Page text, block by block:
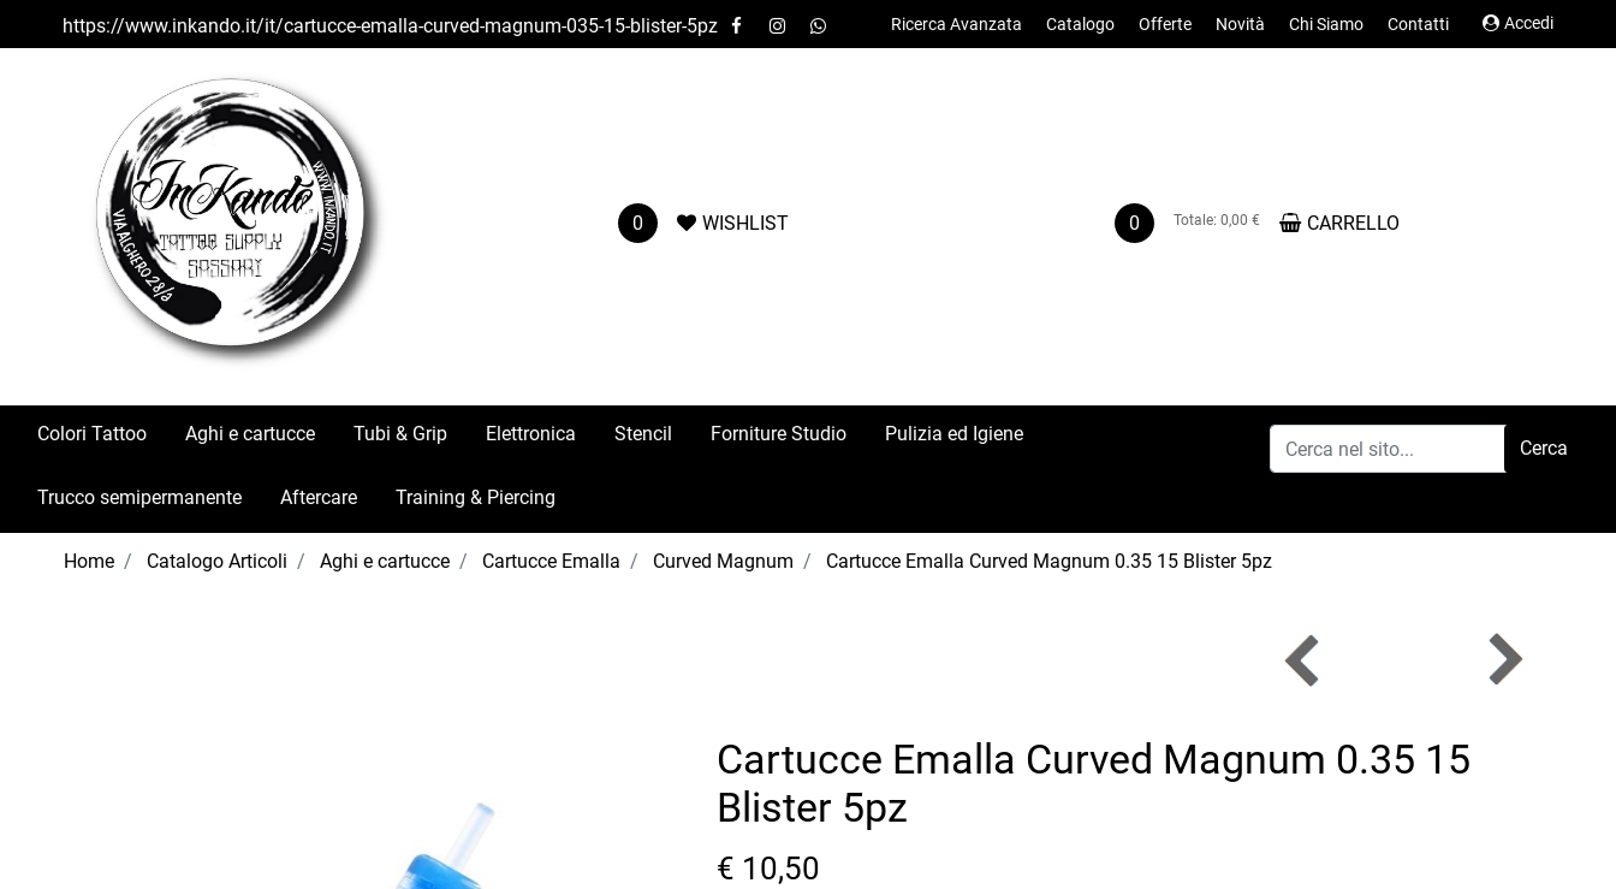
https://www.inkando.it/it/cartucce-emalla-curved-magnum-035-15-blister-5pz Ricerca Avanzata Catalogo Offerte Novità Chi Siamo Contatti Accedi
0 WISHLIST 0 Totale:0,00 € CARRELLO
Colori Tattoo Aghi e cartucce Tubi & Grip Elettronica Stencil Forniture Studio Pulizia ed Igiene
Trucco semipermanente Aftercare Training & Piercing
Home Catalogo Articoli Aghi e cartucce Cartucce Emalla Curved Magnum Cartucce Emalla Curved Magnum 0.35 15 Blister 5pz
Cartucce Emalla Curved Magnum 0.35 15
Blister 5pz
€ 10,50